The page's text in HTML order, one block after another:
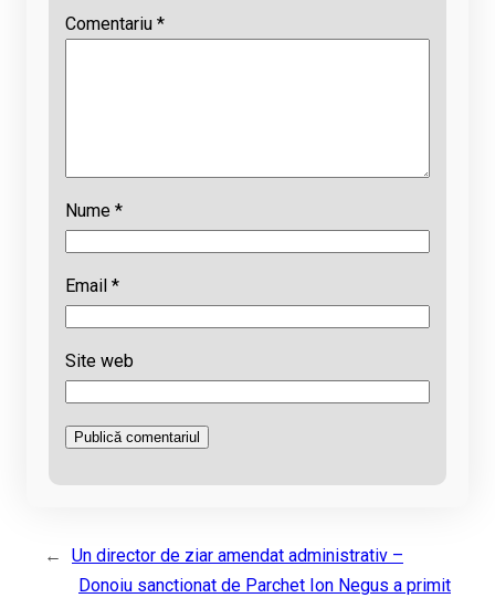
Comentariu *
Nume *
Email *
Site web
←
Un director de ziar amendat administrativ –
Donoiu sanctionat de Parchet Ion Negus a primit